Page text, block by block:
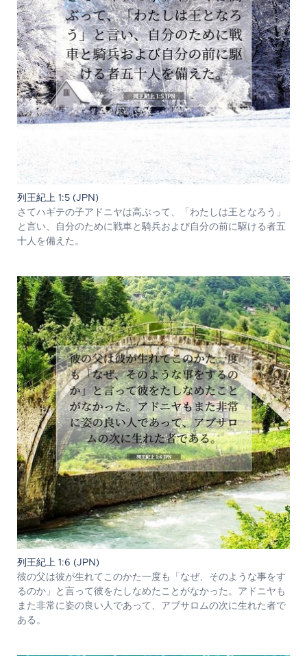
列王紀上 1:5 (JPN)
さてハギテの子アドニヤは高ぶって、「わたしは王となろう」
と言い、自分のために戦車と騎兵および自分の前に駆ける者五
十人を備えた。
列王紀上 1:6 (JPN)
彼の父は彼が生れてこのかた一度も「なぜ、そのような事をす
るのか」と言って彼をたしなめたことがなかった。アドニヤも
また非常に姿の良い人であって、アブサロムの次に生れた者で
ある。